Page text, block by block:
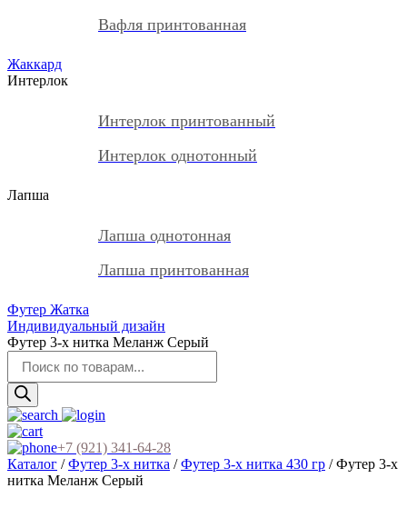
Вафля принтованная
Жаккард
Интерлок
Интерлок принтованный
Интерлок однотонный
Лапша
Лапша однотонная
Лапша принтованная
Футер Жатка
Индивидуальный дизайн
Футер 3-х нитка Меланж Серый
товаров
+7 (921) 341-64-28
Каталог /Футер 3-х нитка /Футер 3-х нитка 430 гр / Футер 3-х
нитка Меланж Серый